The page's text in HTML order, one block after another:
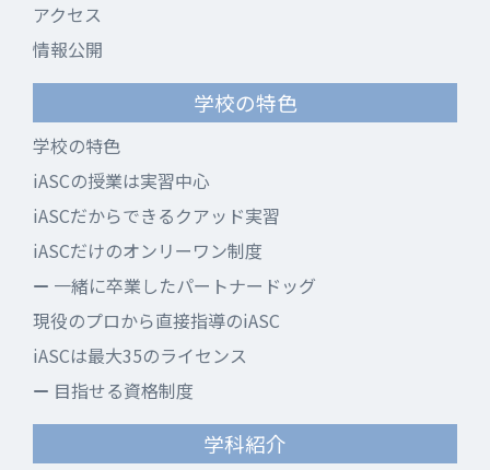
アクセス
情報公開
学校の特色
学校の特色
iASCの授業は実習中心
iASCだからできるクアッド実習
iASCだけのオンリーワン制度
一緒に卒業したパートナードッグ
現役のプロから直接指導のiASC
iASCは最大35のライセンス
目指せる資格制度
学科紹介